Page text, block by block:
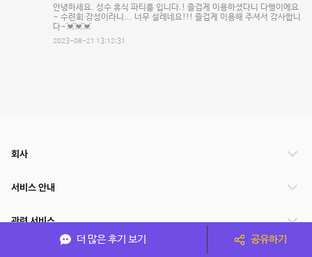
안녕하세요. 성수 휴식 파티룸 입니다.! 즐겁게 이용하셨다니 다행이에요
~ 수련회 감성이라니... 너무 설레네요!!! 즐겁게 이용해 주셔서 감사합니
다~💓💓💓
2023-08-21 13:12:31
더 많은 후기 보기 공유하기
회사
서비스 안내
관련 서비스